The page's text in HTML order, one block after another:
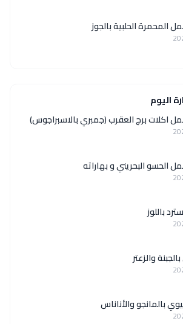
المحمرة الحلبية بالجوز
اليوم
اكلات برج العقرب (جمبري بالاسبراجوس)
الحسو البحريني و بهاراته
باللوز
والزعتر
بالمانجو والأناناس